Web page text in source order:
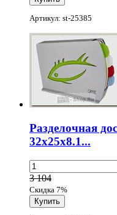
Артикул: st-25385
Разделочная
32х25х8.1...
3 104
Скидка 7%